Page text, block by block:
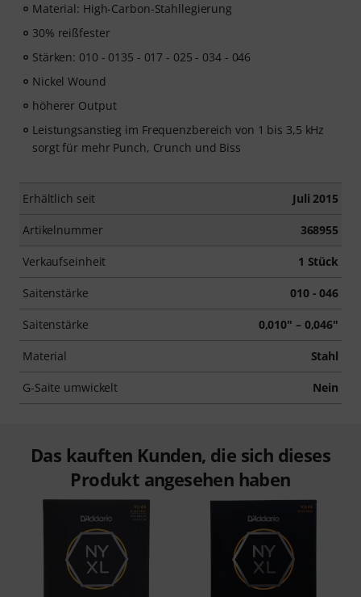
Material: High-Carbon-Stahllegierung
30% reißfester
Stärken: 010 - 0135 - 017 - 025 - 034 - 046
Nickel Wound
höherer Output
Leistungsanstieg im Frequenzbereich von 1 bis 3,5 kHz
sorgt für mehr Punch, Crunch und Biss
Erhältlich seit Juli 2015
Artikelnummer 368955
Verkaufseinheit 1 Stück
Saitenstärke 010 - 046
Saitenstärke 0,010" – 0,046"
Material Stahl
G-Saite umwickelt Nein
Das kauften Kunden, die sich dieses
Produkt angesehen haben